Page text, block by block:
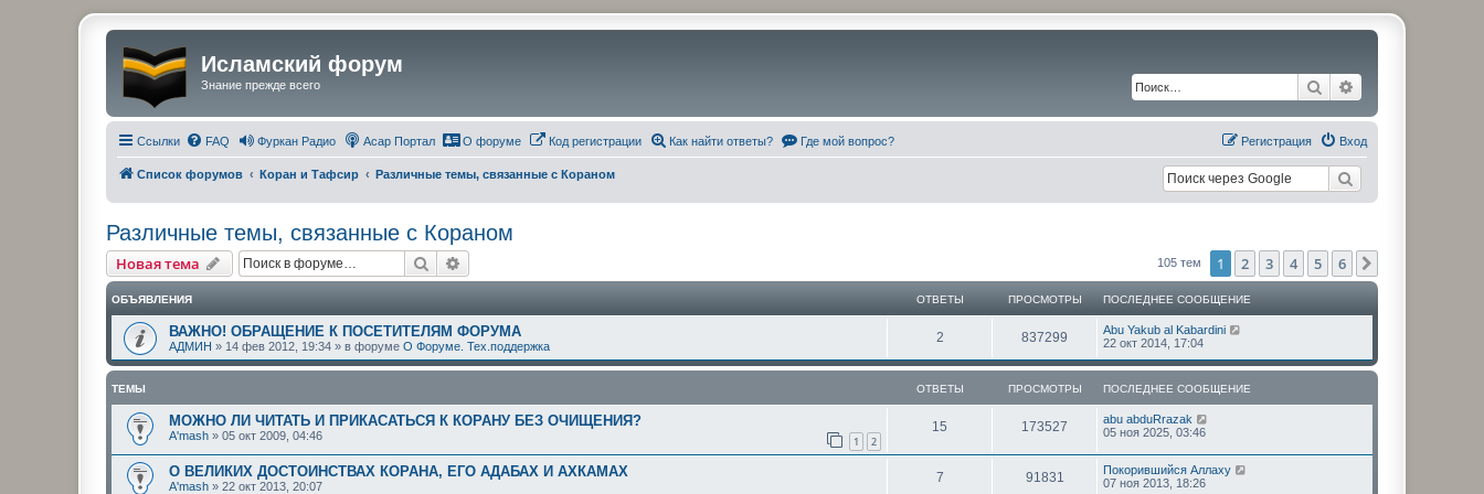
Исламский форум
Знание прежде всего Поиск
Ссылки FAQ Фуркан Радио Асар Портал О форуме Код регистрации Как найти ответы? Где мой вопрос? Вход
Регистрация
Список форумов Коран и Тафсир Различные темы, связанные с Кораном
Различные темы, связанные с Кораном
Новая тема Поиск 105 тем 1 2 3 4 5 6
ОБЪЯВЛЕНИЯ ОТВЕТЫ ПРОСМОТРЫ ПОСЛЕДНЕЕ СООБЩЕНИЕ
ВАЖНО! ОБРАЩЕНИЕ К ПОСЕТИТЕЛЯМ ФОРУМА
АДМИН » 14 фев 2012, 19:34 » в форуме О Форуме. Тех.поддержка
2О
т
в
е
ы
837299
р
о
П
о
л
д
н
е
е
о
б
Abu Yakub al Kabardini
22 окт 2014, 17:04
ТЕМЫ ОТВЕТЫ ПРОСМОТРЫ ПОСЛЕДНЕЕ СООБЩЕНИЕ
МОЖНО ЛИ ЧИТАТЬ И ПРИКАСАТЬСЯ К КОРАНУ БЕЗ ОЧИЩЕНИЯ?
A'mash » 05 окт 2009, 04:46 1 2
15
т
173527
р
П
о
л
е
д
abu abduRrazak
05 ноя 2025, 03:46
О ВЕЛИКИХ ДОСТОИНСТВАХ КОРАНА, ЕГО АДАБАХ И АХКАМАХ
A'mash » 22 окт 2013, 20:07
7О
91831
П
о
Покорившийся Аллаху
07 ноя 2013, 18:26